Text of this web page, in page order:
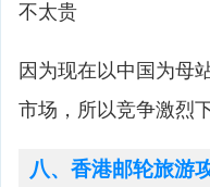
不太贵
因为现在以中国为母
市场，所以竞争激烈
八、香港邮轮旅游